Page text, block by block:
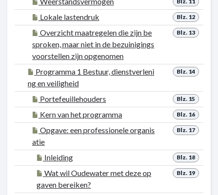
Blz. 12
Lokale lastendruk
Blz. 13
Overzicht maatregelen die zijn be
sproken, maar niet in de bezuinigings
voorstellen zijn opgenomen
Blz. 14
Programma 1 Bestuur, dienstverleni
ng en veiligheid
Blz. 15
Portefeuillehouders
Blz. 16
Kern van het programma
Blz. 17
Opgave: een professionele organis
atie
Blz. 18
Inleiding
Blz. 19
Wat wil Oudewater met deze op
gaven bereiken?